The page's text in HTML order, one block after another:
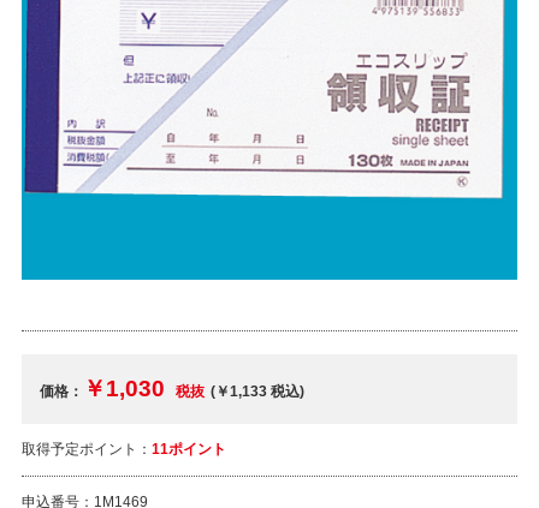
価格： ￥1,030 税抜 (￥1,133税込)
取得予定ポイント： 11ポイント
申込番号： 1M1469